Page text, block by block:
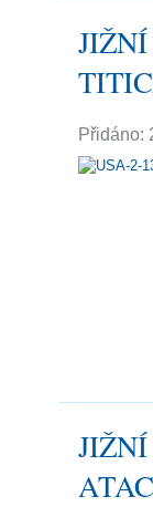
Přidáno: